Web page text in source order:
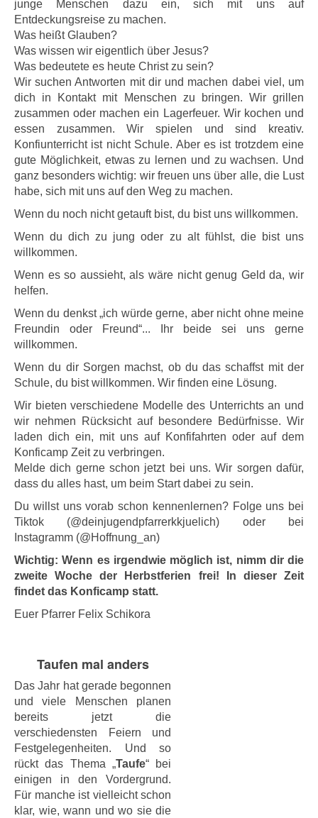
junge Menschen dazu ein, sich mit uns auf
Entdeckungsreise zu machen.
Was heißt Glauben?
Was wissen wir eigentlich über Jesus?
Was bedeutete es heute Christ zu sein?
Wir suchen Antworten mit dir und machen dabei viel, um
dich in Kontakt mit Menschen zu bringen. Wir grillen
zusammen oder machen ein Lagerfeuer. Wir kochen und
essen zusammen. Wir spielen und sind kreativ.
Konfiunterricht ist nicht Schule. Aber es ist trotzdem eine
gute Möglichkeit, etwas zu lernen und zu wachsen. Und
ganz besonders wichtig: wir freuen uns über alle, die Lust
habe, sich mit uns auf den Weg zu machen.
Wenn du noch nicht getauft bist, du bist uns willkommen.
Wenn du dich zu jung oder zu alt fühlst, die bist uns
willkommen.
Wenn es so aussieht, als wäre nicht genug Geld da, wir
helfen.
Wenn du denkst „ich würde gerne, aber nicht ohne meine
Freundin oder Freund“... Ihr beide sei uns gerne
willkommen.
Wenn du dir Sorgen machst, ob du das schaffst mit der
Schule, du bist willkommen. Wir finden eine Lösung.
Wir bieten verschiedene Modelle des Unterrichts an und
wir nehmen Rücksicht auf besondere Bedürfnisse. Wir
laden dich ein, mit uns auf Konfifahrten oder auf dem
Konficamp Zeit zu verbringen.
Melde dich gerne schon jetzt bei uns. Wir sorgen dafür,
dass du alles hast, um beim Start dabei zu sein.
Du willst uns vorab schon kennenlernen? Folge uns bei
Tiktok (@deinjugendpfarrerkkjuelich) oder bei
Instagramm (@Hoffnung_an)
Wichtig: Wenn es irgendwie möglich ist, nimm dir die
zweite Woche der Herbstferien frei! In dieser Zeit
findet das Konficamp statt.
Euer Pfarrer Felix Schikora
Taufen mal anders
Das Jahr hat gerade begonnen
und viele Menschen planen
bereits jetzt die
verschiedensten Feiern und
Festgelegenheiten. Und so
rückt das Thema „Taufe“ bei
einigen in den Vordergrund.
Für manche ist vielleicht schon
klar, wie, wann und wo sie die